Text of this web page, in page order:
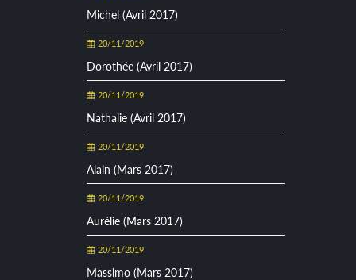
Michel (Avril 2017)
20/11/2019
Dorothée (Avril 2017)
20/11/2019
Nathalie (Avril 2017)
20/11/2019
Alain (Mars 2017)
20/11/2019
Aurélie (Mars 2017)
20/11/2019
Massimo (Mars 2017)